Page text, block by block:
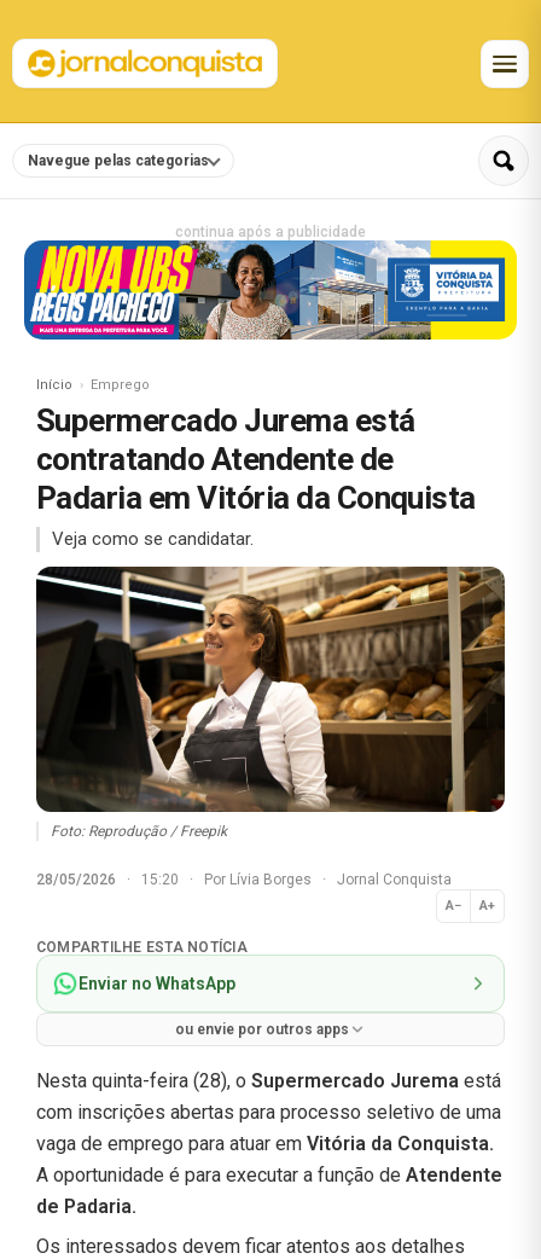
Navegue pelas categorias
continua após a publicidade
Início Emprego
Supermercado Jurema está
contratando Atendente de
Padaria em Vitória da Conquista
Veja como se candidatar.
Foto: Reprodução / Freepik
28/05/2026 · 15:20 · Por Lívia Borges · Jornal Conquista
A− A+
Normal
COMPARTILHE ESTA NOTÍCIA
Enviar no WhatsApp
ou envie por outros apps
Nesta quinta-feira (28), o Supermercado Jurema está
com inscrições abertas para processo seletivo de uma
vaga de emprego para atuar em Vitória da Conquista.
A oportunidade é para executar a função de Atendente
de Padaria.
Os interessados devem ficar atentos aos detalhes